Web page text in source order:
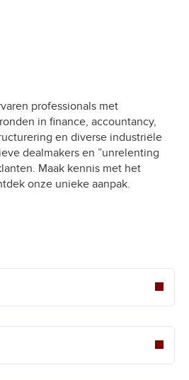
professionals met
in finance, accountancy,
en diverse industriële
dealmakers en ”unrelenting
Maak kennis met het
onze unieke aanpak.